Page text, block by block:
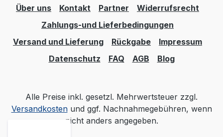
Über uns Kontakt Partner
Widerrufsrecht
Zahlungs-und Lieferbedingungen
Versand und Lieferung
Rückgabe
Impressum
Datenschutz
FAQ AGB Blog
Alle Preise inkl. gesetzl. Mehrwertsteuer zzgl.
Versandkostenund ggf. Nachnahmegebühren, wenn
nicht anders angegeben.